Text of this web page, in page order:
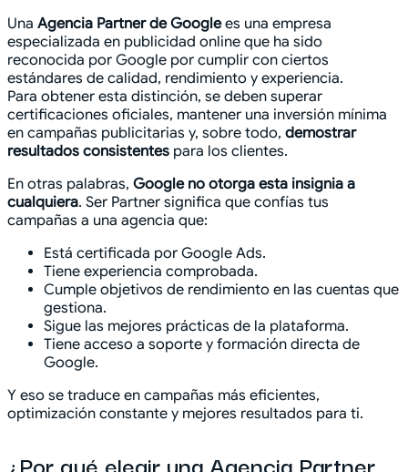
Una Agencia Partner de Googlees una empresa
especializada en publicidad online que ha sido
reconocida por Google por cumplir con ciertos
estándares de calidad, rendimiento y experiencia.
Para obtener esta distinción, se deben superar
certificaciones oficiales, mantener una inversión mínima
en campañas publicitarias y, sobre todo, demostrar
resultados consistentes para los clientes.
En otras palabras, Google no otorga esta insignia a
cualquiera. Ser Partner significa que confías tus
campañas a una agencia que:
Está certificada por Google Ads.
Tiene experiencia comprobada.
Cumple objetivos de rendimiento en las cuentas que
gestiona.
Sigue las mejores prácticas de la plataforma.
Tiene acceso a soporte y formación directa de
Google.
Y eso se traduce en campañas más eficientes,
optimización constante y mejores resultados para ti.
¿Por qué elegir una Agencia Partner